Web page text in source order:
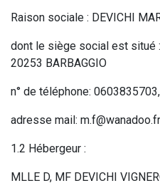
Raison sociale : DEVICHI
dont le siège social est situé
20253 BARBAGGIO
n° de téléphone: 0603835703,
adresse mail:
1.2 Hébergeur :
MLLE D, MF DEVICHI